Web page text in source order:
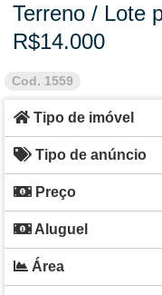
Terreno / Lote
R$14.000
Cod. 1559
Tipo de imóvel
Tipo de anúncio
Preço
Aluguel
Área